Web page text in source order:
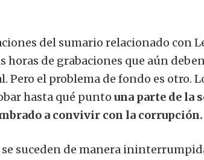
del sumario relacionado con
horas de grabaciones que aún
Pero el problema de fondo es otro.
hasta qué punto una parte de la
a convivir con la corrupción.
se suceden de manera